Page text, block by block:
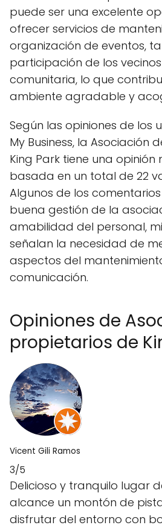
puede ser una excelente
ofrecer servicios de
organización de eventos,
participación de los
comunitaria, lo que
ambiente agradable y
Según las opiniones de los
My Business, la Asociación
King Park tiene una opinión
basada en un total de 22
Algunos de los
buena gestión de la
amabilidad del personal,
señalan la necesidad de
aspectos del
comunicación.
Opiniones de
propietarios de
Vicent Gili Ramos
3/5
Delicioso y tranquilo lugar
alcance un montón de
disfrutar del entorno con